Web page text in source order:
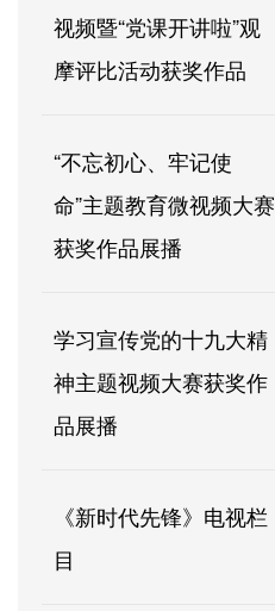
视频暨“党课开讲啦”观
摩评比活动获奖作品
“不忘初心、牢记使
命”主题教育微视频大赛
获奖作品展播
学习宣传党的十九大精
神主题视频大赛获奖作
品展播
《新时代先锋》电视栏
目